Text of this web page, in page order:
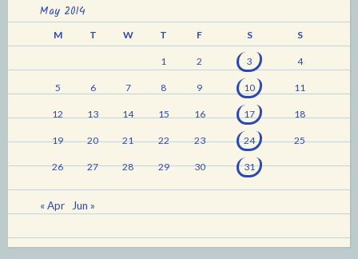
May 2014
M T W T F S S
1 2 3 4
5 6 7 8 9 10 11
12 13 14 15 16 17 18
19 20 21 22 23 24 25
26 27 28 29 30 31
« Apr Jun »